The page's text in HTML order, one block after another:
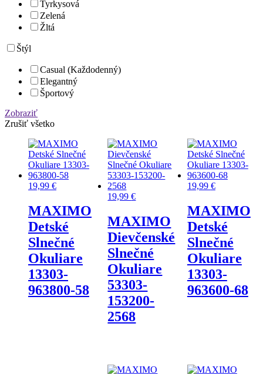
Tyrkysová
Zelená
Žltá
Štýl
Casual (Každodenný)
Elegantný
Športový
Zobraziť
Zrušiť všetko
19,99 €
MAXIMO
Detské
Slnečné
Okuliare
13303-
963800-58
19,99€
MAXIMO
Dievčenské
Slnečné
Okuliare
53303-
153200-
2568
19,99 €
MAXIMO
Detské
Slnečné
Okuliare
13303-
963600-68